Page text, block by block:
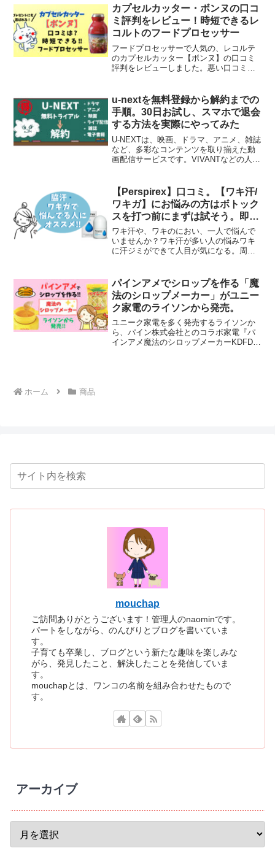
て嬉しいコンパクトな五月人形を紹介し
ます。もらって喜ぶ人は誰read more
カプセルカッター・ボンヌの口コ
ミ評判をレビュー！時短できるレ
コルトのフードプロセッサー
フードプロセッサーで人気の、レコルテ
のカプセルカッター【ボンヌ】の口コミ
評判をレビューしました。悪い口コミと
た。しかしながら、満足度の高い口コミ
の方が多かったです！離乳食read more
u-nextを無料登録から解約までの
手順。30日お試し、スマホで退会
する方法を実際にやってみた
U-NEXTは、映画、ドラマ、アニメ、雑誌
など、多彩なコンテンツを取り揃えた動
画配信サービスです。VIVANTなどの人気
テンツを気になっている場合は、31日
read more
【Perspirex】口コミ。【ワキ汗/
ワキガ】にお悩みの方はボトック
スを打つ前にまずは試そう。即効
性あり！！！！！
ワキ汗や、ワキのにおい、一人で悩んで
いませんか？ワキ汗が多い人の悩みワキ
に汗ジミができて人目が気になる。周囲
気になり控えめになりがち。1日に何度も
制汗剤や汗拭きシートをread more
パインアメでシロップを作る「魔
法のシロップメーカー」がユニー
ク家電のライソンから発売。
ユニーク家電を多く発売するライソンか
ら、パイン株式会社とのコラボ家電『パ
インアメ魔法のシロップメーカーKDFD-
ホーム
商品
mouchap
ご訪問ありがとうございます！管理人のnaominです。
パートをしながら、のんびりとブログを書いていま
す。
子育ても卒業し、ブログという新たな趣味を楽しみな
がら、発見したこと、解決したことを発信していま
す。
mouchapとは、ワンコの名前を組み合わせたもので
す。
アーカイブ